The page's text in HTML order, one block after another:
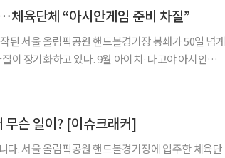
육단체 “아시안게임 준비 차질”
된 서울 올림픽공원 핸드볼경기장 봉쇄가 50일 넘게
이 장기화하고 있다. 9월 아이치·나고야 아시안게
무슨 일이? [이슈크래커]
체육단